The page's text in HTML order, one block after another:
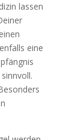
lassen
eine